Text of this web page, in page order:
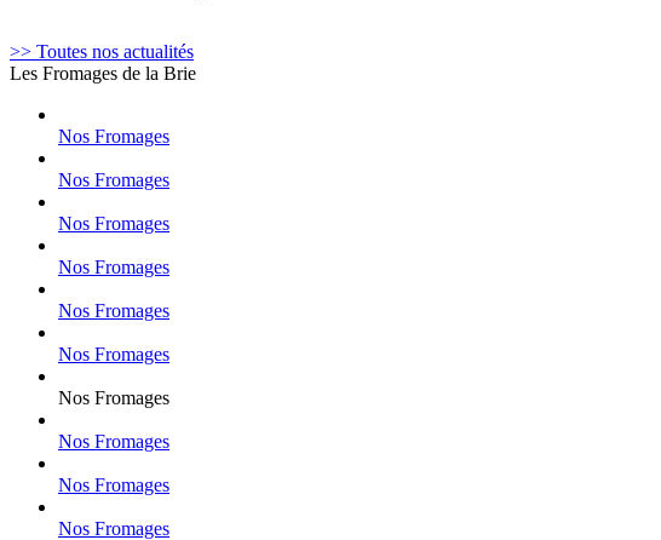
>> Toutes nos actualités
Les Fromages de la Brie
Nos Fromages
Nos Fromages
Nos Fromages
Nos Fromages
Nos Fromages
Nos Fromages
Nos Fromages
Nos Fromages
Nos Fromages
Nos Fromages